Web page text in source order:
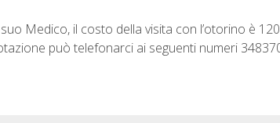
Medico, il costo della visita con l’otorino è
può telefonarci ai seguenti numeri